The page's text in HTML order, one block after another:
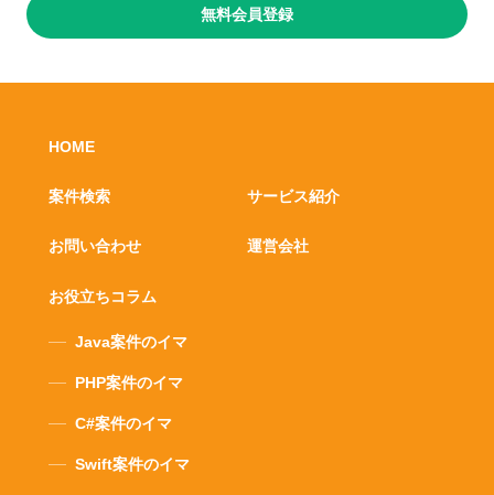
無料会員登録
HOME
案件検索 サービス紹介
運営会社
お問い合わせ
お役立ちコラム
Java案件のイマ
PHP案件のイマ
C#案件のイマ
Swift案件のイマ